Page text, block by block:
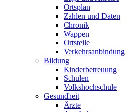
Ortsplan
Zahlen und Daten
Chronik
Wappen
Ortsteile
Verkehrsanbindung
Bildung
Kinderbetreuung
Schulen
Volkshochschule
Gesundheit
Ärzte